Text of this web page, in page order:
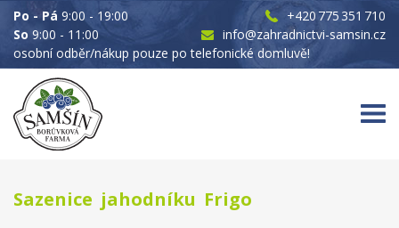
Po - Pá 9:00 - 19:00
So 9:00 - 11:00
+420 775 351 710
info@zahradnictvi-samsin.cz
osobní odběr/nákup pouze po telefonické domluvě!
Sazenice jahodníku Frigo